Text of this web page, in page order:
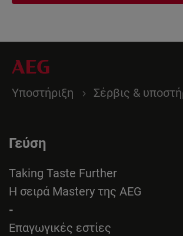
Υποστήριξη Σέρβις &
Γεύση
Taking Taste Further
Η σειρά Mastery της AEG
-
Επαγωγικές εστίες